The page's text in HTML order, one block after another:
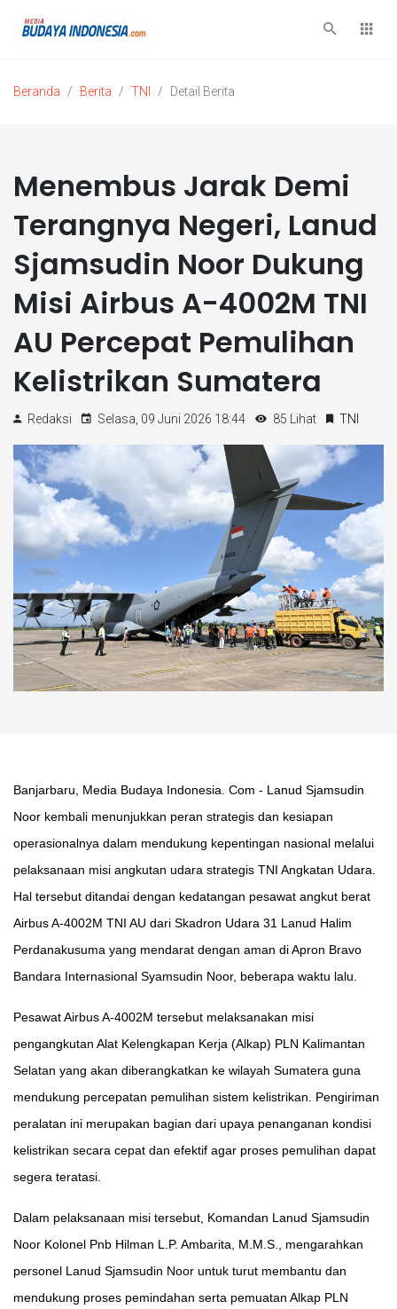
Beranda Berita TNI Detail Berita
Menembus Jarak Demi
Terangnya Negeri, Lanud
Sjamsudin Noor Dukung
Misi Airbus A-4002M TNI
AU Percepat Pemulihan
Kelistrikan Sumatera
Redaksi Selasa, 09 Juni 2026 18:44 85 Lihat TNI
Banjarbaru, Media Budaya Indonesia. Com - Lanud Sjamsudin
Noor kembali menunjukkan peran strategis dan kesiapan
operasionalnya dalam mendukung kepentingan nasional melalui
pelaksanaan misi angkutan udara strategis TNI Angkatan Udara.
Hal tersebut ditandai dengan kedatangan pesawat angkut berat
Airbus A-4002M TNI AU dari Skadron Udara 31 Lanud Halim
Perdanakusuma yang mendarat dengan aman di Apron Bravo
Bandara Internasional Syamsudin Noor, beberapa waktu lalu.
Pesawat Airbus A-4002M tersebut melaksanakan misi
pengangkutan Alat Kelengkapan Kerja (Alkap) PLN Kalimantan
Selatan yang akan diberangkatkan ke wilayah Sumatera guna
mendukung percepatan pemulihan sistem kelistrikan. Pengiriman
peralatan ini merupakan bagian dari upaya penanganan kondisi
kelistrikan secara cepat dan efektif agar proses pemulihan dapat
segera teratasi.
Dalam pelaksanaan misi tersebut, Komandan Lanud Sjamsudin
Noor Kolonel Pnb Hilman L.P. Ambarita, M.M.S., mengarahkan
personel Lanud Sjamsudin Noor untuk turut membantu dan
mendukung proses pemindahan serta pemuatan Alkap PLN